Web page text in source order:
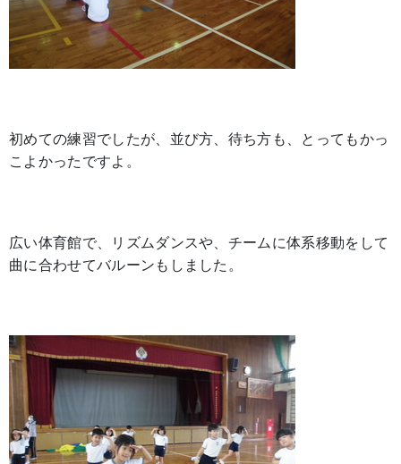
初めての練習でしたが、並び方、待ち方も、とってもかっ
こよかったですよ。
広い体育館で、リズムダンスや、チームに体系移動をして
曲に合わせてバルーンもしました。